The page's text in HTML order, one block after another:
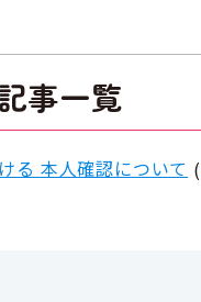
事一覧
る 本人確認について (